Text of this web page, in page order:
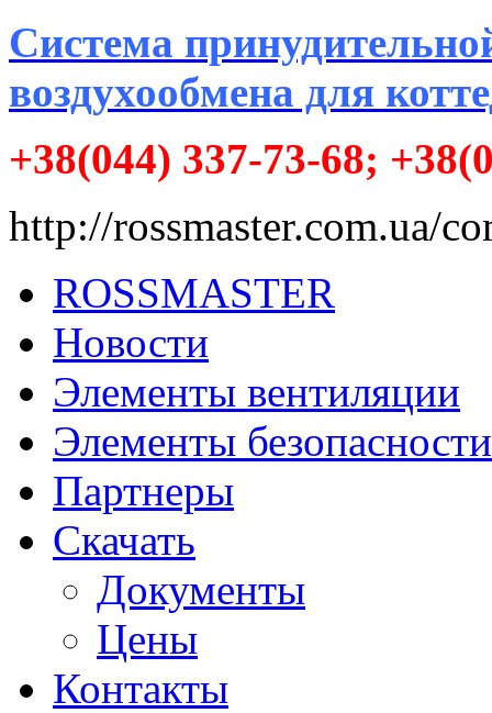
Система
воздухообмена для
+38(044) 337-73-68;
http://rossmaster.com.ua/
ROSSMASTER
Новости
Элементы вентиляции
Элементы безопасности
Партнеры
Скачать
Документы
Цены
Контакты